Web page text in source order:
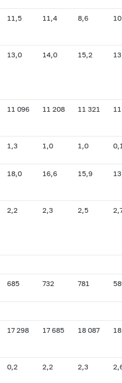
11,5 11,4 8,6
13,0 14,0 15,2
11 096 11 208 11 321
1,3 1,0 1,0
18,0 16,6 15,9
2,2 2,3 2,5
685 732 781
17 298 17 685 18 087
0,2 2,2 2,3